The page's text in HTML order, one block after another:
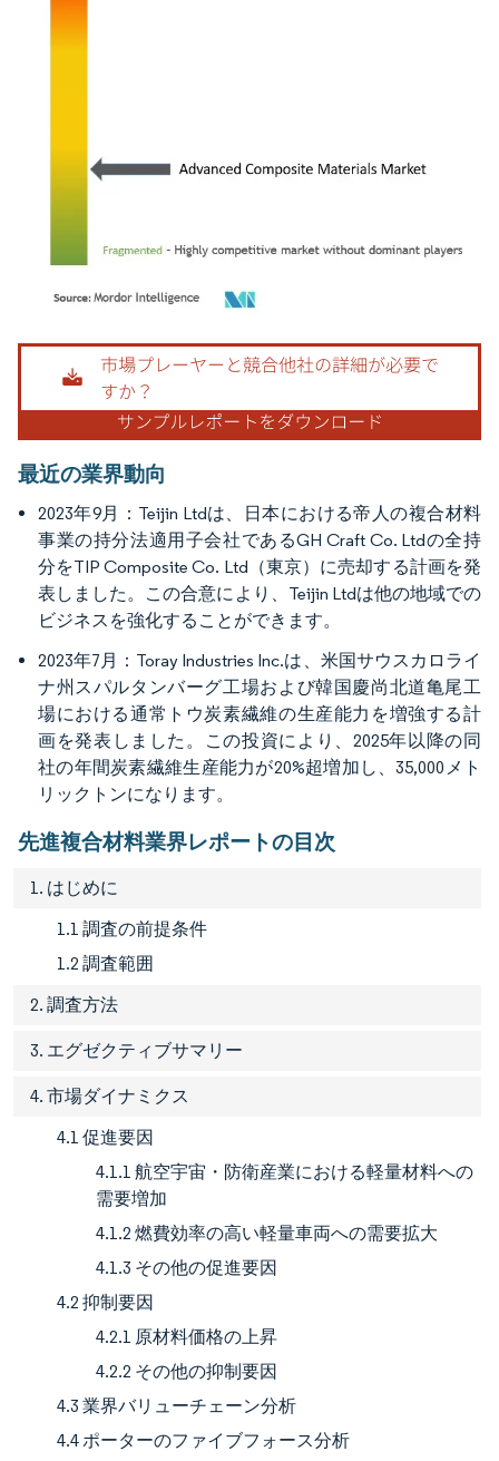
画像 © Mordor Intelligence。再利用にはCC BY 4.0の表示が必要です。
最近の業界動向
2023年9月：Teijin Ltdは、日本における帝人の複合材料
事業の持分法適用子会社であるGH Craft Co. Ltdの全持
分をTIP Composite Co. Ltd（東京）に売却する計画を発
表しました。この合意により、Teijin Ltdは他の地域での
ビジネスを強化することができます。
2023年7月：Toray Industries Inc.は、米国サウスカロライ
ナ州スパルタンバーグ工場および韓国慶尚北道亀尾工
場における通常トウ炭素繊維の生産能力を増強する計
画を発表しました。この投資により、2025年以降の同
社の年間炭素繊維生産能力が20%超増加し、35,000メト
リックトンになります。
先進複合材料業界レポートの目次
1. はじめに
1.1 調査の前提条件
1.2 調査範囲
2. 調査方法
3. エグゼクティブサマリー
4. 市場ダイナミクス
4.1 促進要因
4.1.1 航空宇宙・防衛産業における軽量材料への
需要増加
4.1.2 燃費効率の高い軽量車両への需要拡大
4.1.3 その他の促進要因
4.2 抑制要因
4.2.1 原材料価格の上昇
4.2.2 その他の抑制要因
4.3 業界バリューチェーン分析
4.4 ポーターのファイブフォース分析